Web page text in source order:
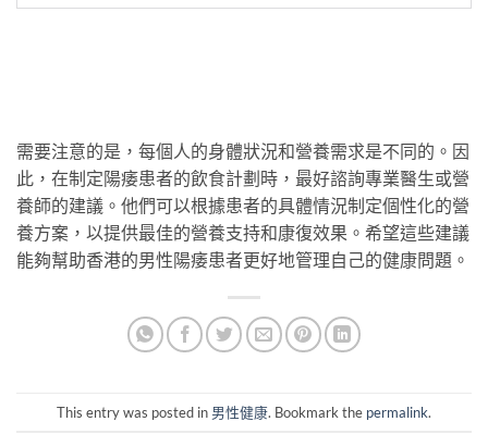
需要注意的是，每個人的身體狀況和營養需求是不同的。因
此，在制定陽痿患者的飲食計劃時，最好諮詢專業醫生或營
養師的建議。他們可以根據患者的具體情況制定個性化的營
養方案，以提供最佳的營養支持和康復效果。希望這些建議
能夠幫助香港的男性陽痿患者更好地管理自己的健康問題。
This entry was posted in 男性健康. Bookmark the permalink.